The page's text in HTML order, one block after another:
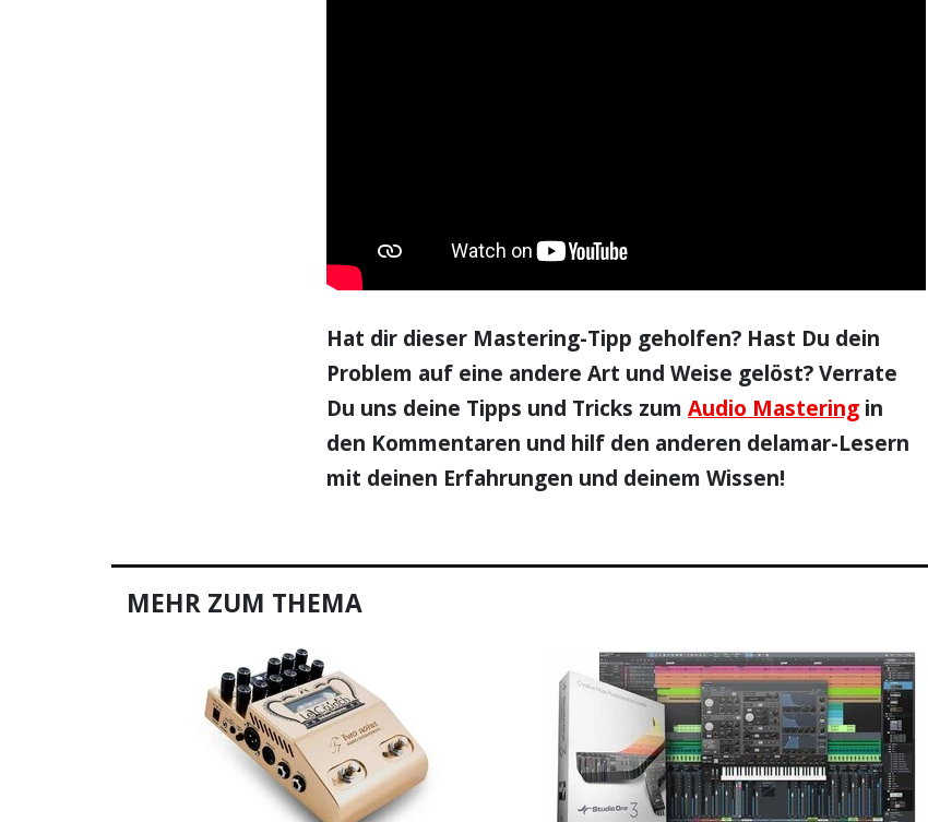
Hat dir dieser Mastering-Tipp geholfen? Hast Du dein
Problem auf eine andere Art und Weise gelöst? Verrate
Du uns deine Tipps und Tricks zumAudio Mastering in
den Kommentaren und hilf den anderen delamar-Lesern
mit deinen Erfahrungen und deinem Wissen!
MEHR ZUM THEMA